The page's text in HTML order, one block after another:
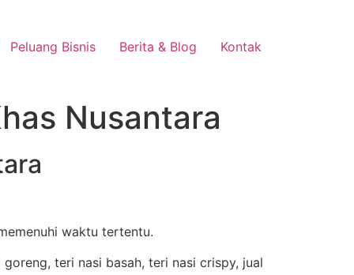
Peluang Bisnis Berita & Blog Kontak
Nusantara
waktu tertentu.